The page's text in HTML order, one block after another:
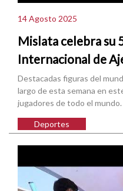
14 Agosto 2025
Mislata celebra su
Internacional de
Destacadas figuras del
largo de esta semana en
jugadores de todo el mundo.
Deportes